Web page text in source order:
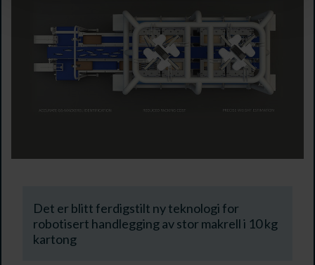
Det er blitt ferdigstilt ny teknologi for
robotisert handlegging av stor makrell i 10 kg
kartong